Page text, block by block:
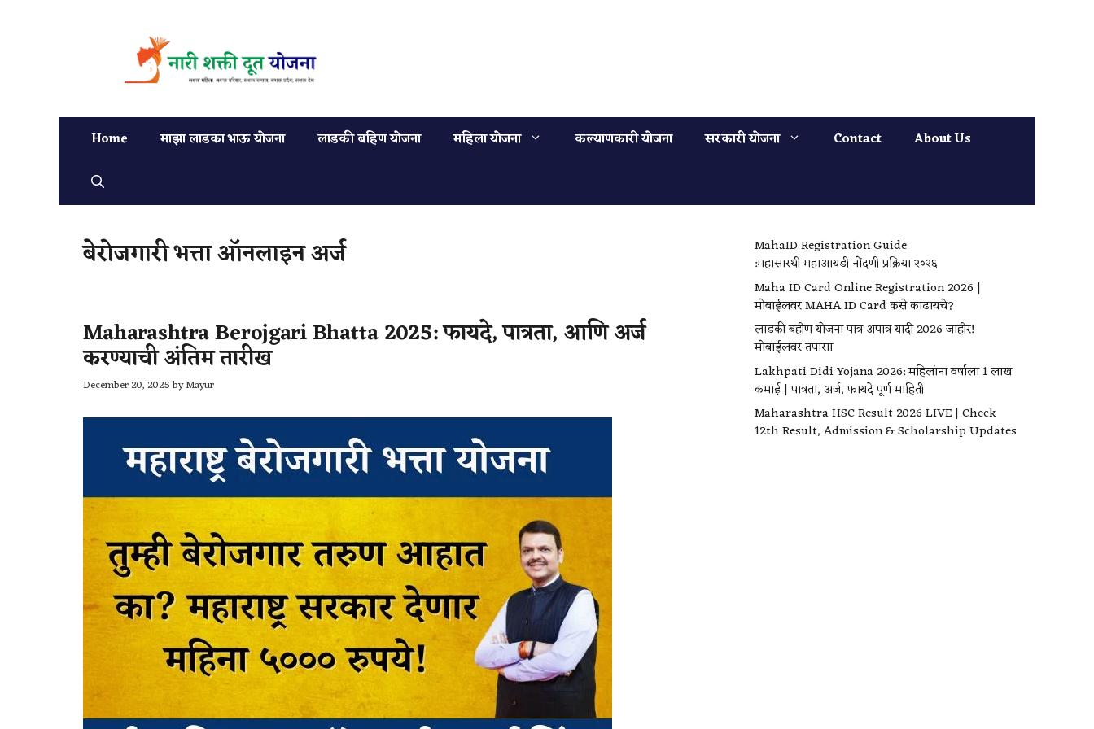
Home माझा लाडका भाऊ योजना लाडकी बहिण योजना महिला योजना कल्याणकारी योजना सरकारी योजना Contact About Us
बेरोजगारी भत्ता ऑनलाइन अर्ज
Maharashtra Berojgari Bhatta 2025: फायदे, पात्रता, आणि अर्ज
करण्याची अंतिम तारीख
December 20, 2025byMayur
MahaID Registration Guide
:महासारथी महाआयडी नोंदणी प्रक्रिया २०२६
Maha ID Card Online Registration 2026 |
मोबाईलवर MAHA ID Card कसे काढायचे?
लाडकी बहीण योजना पात्र अपात्र यादी 2026 जाहीर!
मोबाईलवर तपासा
Lakhpati Didi Yojana 2026: महिलांना वर्षाला ₹1 लाख
कमाई | पात्रता, अर्ज, फायदे पूर्ण माहिती
Maharashtra HSC Result 2026 LIVE | Check
12th Result, Admission & Scholarship Updates